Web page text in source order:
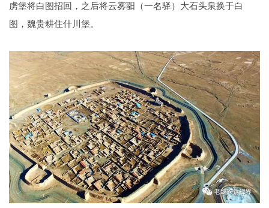
虏堡将白图招回，之后将云雾驲（一名驿）大石头泉换于白
图，魏贵耕住什川堡。